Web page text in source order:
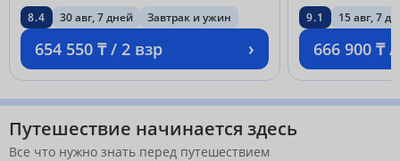
8.4 30 авг, 7 дней Завтрак и ужин
654 550 ₸ / 2 взр ›
9.1 15 авг, 7
666 900 ₸
Путешествие начинается здесь
Все что нужно знать перед путешествием